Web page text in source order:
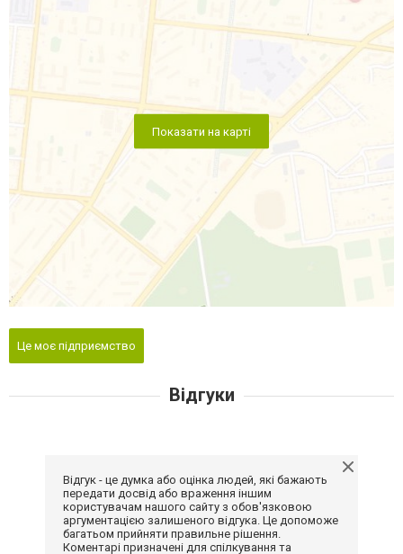
Показати на карті
Це моє підприємство
Відгуки
Відгук - це думка або оцінка людей, які бажають
передати досвід або враження іншим
користувачам нашого сайту з обов'язковою
аргументацією залишеного відгука. Це допоможе
багатьом прийняти правильне рішення.
Коментарі призначені для спілкування та